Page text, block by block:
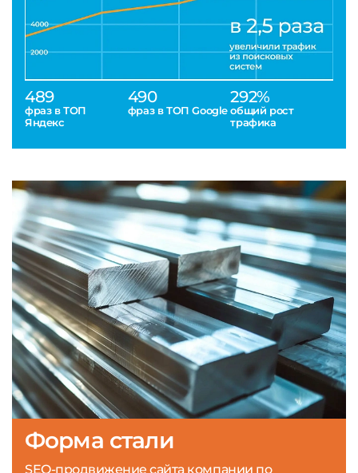
489
фраз в ТОП
Яндекс
490
фраз в ТОП Google
292%
общий рост
трафика
Форма стали
SEO-продвижение сайта компании по